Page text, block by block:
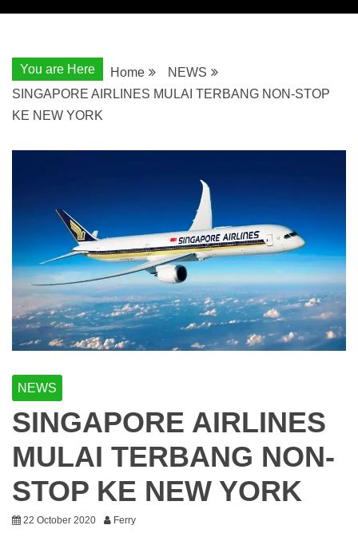
You are Here Home
NEWS
SINGAPORE AIRLINES MULAI TERBANG NON-STOP
KE NEW YORK
NEWS
SINGAPORE AIRLINES
MULAI TERBANG NON-
STOP KE NEW YORK
22 October 2020 Ferry